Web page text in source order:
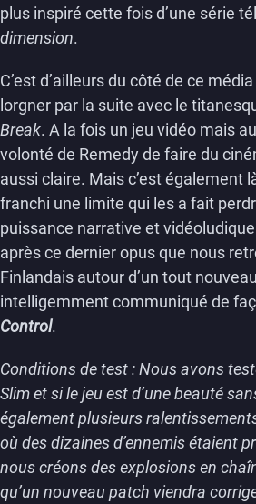
plus inspiré cette fois d’une série
dimension.
C’est d’ailleurs du côté de ce
lorgner par la suite avec le
Break. A la fois un jeu vidéo mais
volonté de Remedy de faire du
aussi claire. Mais c’est également
franchi une limite qui les a fait
puissance narrative et
après ce dernier opus que nous
Finlandais autour d’un tout
intelligemment communiqué de
Control.
Conditions de test : Nous avons
Slim et si le jeu est d’une beauté
également plusieurs
où des dizaines d’ennemis étaient
nous créons des explosions en
qu’un nouveau patch viendra